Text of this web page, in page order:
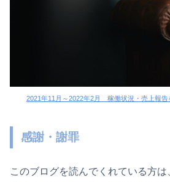
2021年11月～2022年2月 稼働状況・売上報告
感謝・謝罪
このブログを読んでくれている方